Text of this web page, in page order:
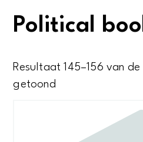
Political
Resultaat 145–156 van
getoond